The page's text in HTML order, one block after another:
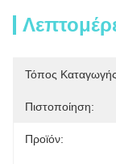
Τόπος
Πιστοποίηση:
Προϊόν: